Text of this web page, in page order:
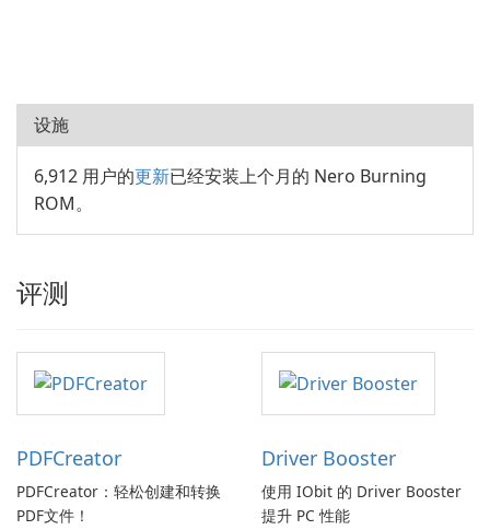
设施
6,912 用户的更新已经安装上个月的 Nero Burning
ROM。
评测
PDFCreator
PDFCreator：轻松创建和转换
PDF文件！
Driver Booster
使用 IObit 的 Driver Booster
提升 PC 性能